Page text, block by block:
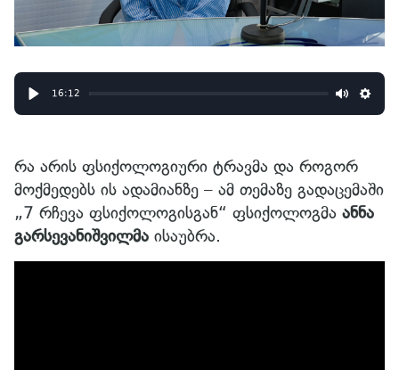
Play
16:12
Mute
რა არის ფსიქოლოგიური ტრავმა და როგორ
მოქმედებს ის ადამიანზე – ამ თემაზე გადაცემაში
„7 რჩევა ფსიქოლოგისგან“ ფსიქოლოგმა ანნა
გარსევანიშვილმა ისაუბრა.